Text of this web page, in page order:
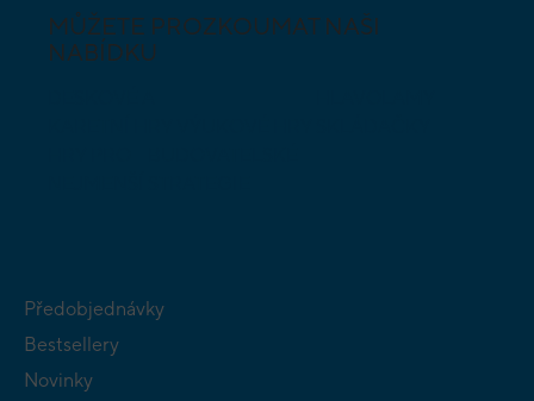
MŮŽETE PROZKOUMAT NAŠI
NABÍDKU
Předobjednávky
Bestsellery
Novinky